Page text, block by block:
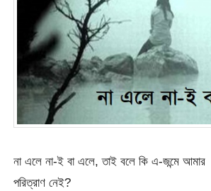
না এলে না-ই বা এলে, তাই বলে কি এ-জন্মে আমার
পরিত্রাণ নেই?